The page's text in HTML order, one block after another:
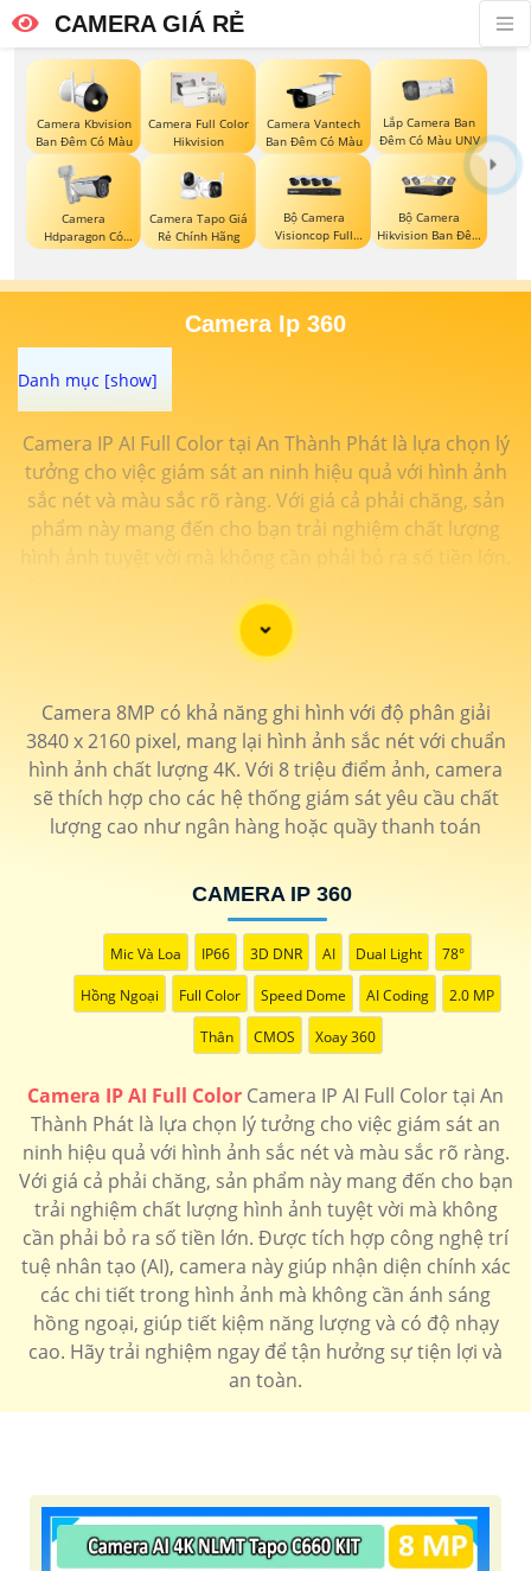
CAMERA GIÁ RẺ
Camera Kbvision
Ban Đêm Có Màu
Camera Full Color
Hikvision
Camera Vantech
Ban Đêm Có Màu
Lắp Camera Ban
Đêm Có Màu UNV
Camera
Hdparagon Có
Màu Ban Đêm
Camera Tapo Giá
Rẻ Chính Hãng
Bộ Camera
Visioncop Full
Color
Bộ Camera
Hikvision Ban Đêm
Có Màu
Camera Ip 360
Camera IP AI Full Color tại An Thành Phát là lựa chọn lý
tưởng cho việc giám sát an ninh hiệu quả với hình ảnh
sắc nét và màu sắc rõ ràng. Với giá cả phải chăng, sản
phẩm này mang đến cho bạn trải nghiệm chất lượng
hình ảnh tuyệt vời mà không cần phải bỏ ra số tiền lớn.
này giúp nhận diện chính xác các chi tiết trong hình
ảnh mà không cần ánh sáng hồng ngoại, giúp tiết kiệm
năng lượng và có độ nhạy cao. Hãy trải nghiệm ngay để
tận hưởng sự tiện lợi và an toàn.
'
Camera 8MP có khả năng ghi hình với độ phân giải
3840 x 2160 pixel, mang lại hình ảnh sắc nét với chuẩn
hình ảnh chất lượng 4K. Với 8 triệu điểm ảnh, camera
sẽ thích hợp cho các hệ thống giám sát yêu cầu chất
lượng cao như ngân hàng hoặc quầy thanh toán
CAMERA IP 360
Mic Và Loa IP66 3D DNR AI Dual Light 78°
Hồng Ngoại Full Color Speed Dome AI Coding 2.0 MP
Thân CMOS Xoay 360
Camera IP AI Full Color Camera IP AI Full Color tại An
Thành Phát là lựa chọn lý tưởng cho việc giám sát an
ninh hiệu quả với hình ảnh sắc nét và màu sắc rõ ràng.
Với giá cả phải chăng, sản phẩm này mang đến cho bạn
trải nghiệm chất lượng hình ảnh tuyệt vời mà không
cần phải bỏ ra số tiền lớn. Được tích hợp công nghệ trí
tuệ nhân tạo (AI), camera này giúp nhận diện chính xác
các chi tiết trong hình ảnh mà không cần ánh sáng
hồng ngoại, giúp tiết kiệm năng lượng và có độ nhạy
cao. Hãy trải nghiệm ngay để tận hưởng sự tiện lợi và
an toàn.